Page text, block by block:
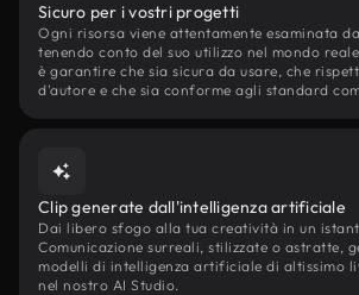
Sicuro per i vostri progetti
Ogni risorsa viene attentamente esaminata
tenendo conto del suo utilizzo nel mondo
è garantire che sia sicura da usare, che
d'autore e che sia conforme agli standard
Clip generate dall'intelligenza artificiale
Dai libero sfogo alla tua creatività in un
Comunicazione surreali, stilizzate o astratte,
modelli di intelligenza artificiale di altissimo
nel nostro AI Studio.